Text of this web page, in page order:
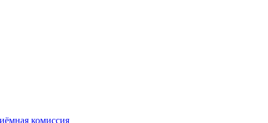
комиссия